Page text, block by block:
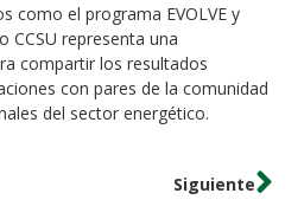
como el programa EVOLVE y
CCSU representa una
compartir los resultados
con pares de la comunidad
del sector energético.
Siguiente